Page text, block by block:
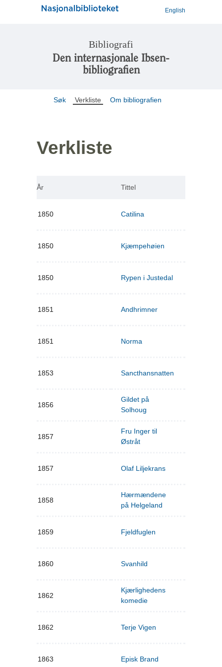
English
Bibliografi
Den internasjonale Ibsen-
bibliografien
Søk Verkliste Om bibliografien
Verkliste
År Tittel
1850 Catilina
1850 Kjæmpehøien
1850 Rypen i Justedal
1851 Andhrimner
1851 Norma
1853 Sancthansnatten
1856
Gildet på
Solhoug
1857
Fru Inger til
Østråt
1857 Olaf Liljekrans
1858
Hærmændene
på Helgeland
1859 Fjeldfuglen
1860 Svanhild
1862
Kjærlighedens
komedie
1862 Terje Vigen
1863 Episk Brand